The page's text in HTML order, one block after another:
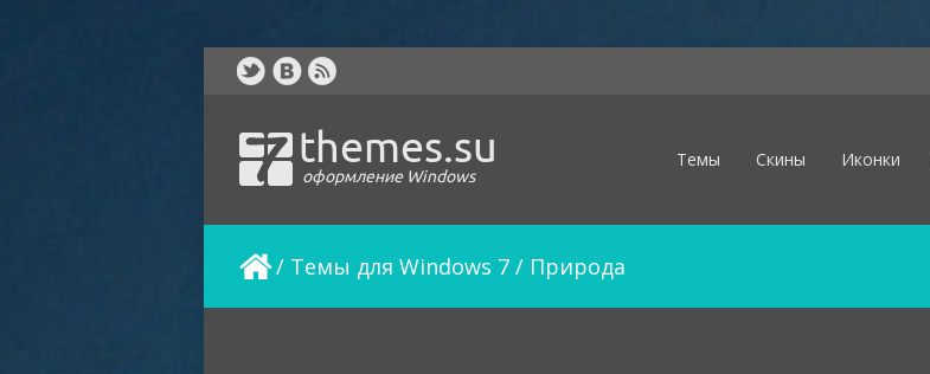
themes.su
оформление Windows
Темы Скины Иконки
/ Темы для Windows 7 / Природа